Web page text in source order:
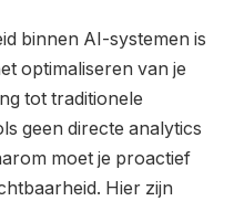
binnen AI-systemen is
optimaliseren van je
tot traditionele
geen directe analytics
moet je proactief
Hier zijn